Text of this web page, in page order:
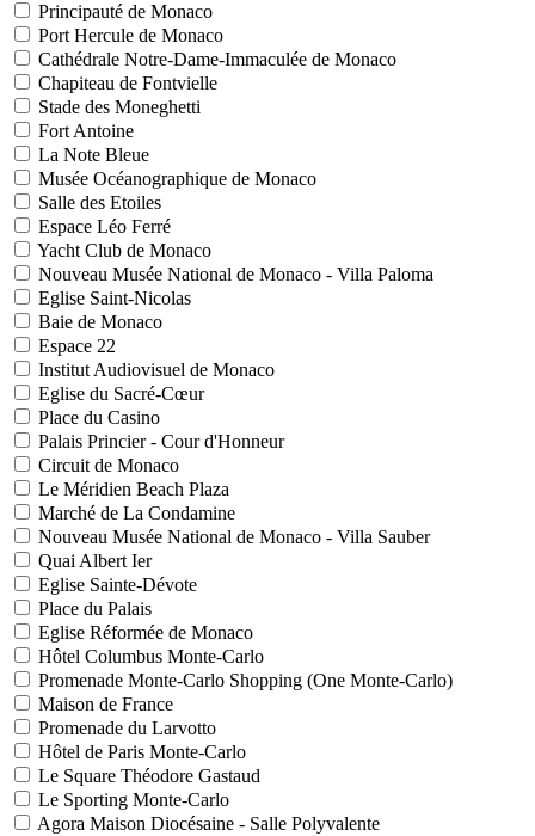
Principauté de Monaco
Port Hercule de Monaco
Cathédrale Notre-Dame-Immaculée de Monaco
Chapiteau de Fontvielle
Stade des Moneghetti
Fort Antoine
La Note Bleue
Musée Océanographique de Monaco
Salle des Etoiles
Espace Léo Ferré
Yacht Club de Monaco
Nouveau Musée National de Monaco - Villa Paloma
Eglise Saint-Nicolas
Baie de Monaco
Espace 22
Institut Audiovisuel de Monaco
Eglise du Sacré-Cœur
Place du Casino
Palais Princier - Cour d'Honneur
Circuit de Monaco
Le Méridien Beach Plaza
Marché de La Condamine
Nouveau Musée National de Monaco - Villa Sauber
Quai Albert Ier
Eglise Sainte-Dévote
Place du Palais
Eglise Réformée de Monaco
Hôtel Columbus Monte-Carlo
Promenade Monte-Carlo Shopping (One Monte-Carlo)
Maison de France
Promenade du Larvotto
Hôtel de Paris Monte-Carlo
Le Square Théodore Gastaud
Le Sporting Monte-Carlo
Agora Maison Diocésaine - Salle Polyvalente